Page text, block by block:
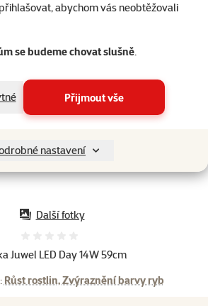
abychom vás neobtěžovali
se budeme chovat slušně.
Přijmout vše
nastavení
Juwel LED Day 14W 59cm
Růst rostlin, Zvýraznění barvy ryb
Další fotky